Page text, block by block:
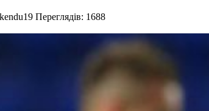
kendu19 Переглядів: 1688